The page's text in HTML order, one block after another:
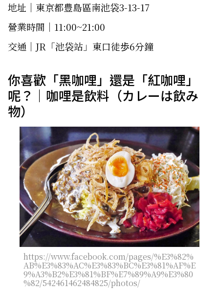
地址｜東京都豊島區南池袋3-13-17
營業時間｜11:00~21:00
交通｜JR「池袋站」東口徒歩6分鐘
你喜歡「黑咖哩」還是「紅咖哩」
呢？｜咖哩是飲料（カレーは飲み
物）
https://www.facebook.com/pages/%E3%82%
AB%E3%83%AC%E3%83%BC%E3%81%AF%E
9%A3%B2%E3%81%BF%E7%89%A9%E3%80
%82/542461462484825/photos/